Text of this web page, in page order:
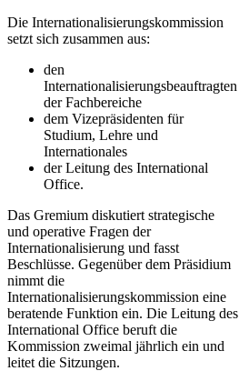
Die Internationalisierungskommission
setzt sich zusammen aus:
den
Internationalisierungsbeauftragten
der Fachbereiche
dem Vizepräsidenten für
Studium, Lehre und
Internationales
der Leitung des International
Office.
Das Gremium diskutiert strategische
und operative Fragen der
Internationalisierung und fasst
Beschlüsse. Gegenüber dem Präsidium
nimmt die
Internationalisierungskommission eine
beratende Funktion ein. Die Leitung des
International Office beruft die
Kommission zweimal jährlich ein und
leitet die Sitzungen.